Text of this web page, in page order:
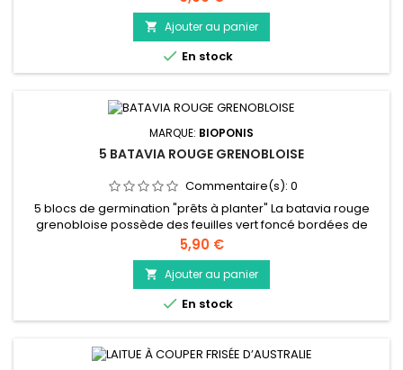
des grillades, du poisson comme de la viande. Il s’intégrera
parfaitement dans l’eau de cuisson des pâtes, du riz et des
légumes. On l’utilisera aussi bien frais que sec. Plongé dans
une...
 Ajouter au panier
 En stock
MARQUE: BIOPONIS
5 BATAVIA ROUGE GRENOBLOISE
Commentaire(s): 0
5 blocs de germination "prêts à planter" La batavia rouge
grenobloise possède des feuilles vert foncé bordées de
rouge. Elle forme des pommes fermes à la texture croquante
et savoureuse. Elle se consomme principalement crue dans
une salade composée, mais vous pouvez aussi la déguster
cuite.
Prix
5,90 €
 Ajouter au panier
 En stock